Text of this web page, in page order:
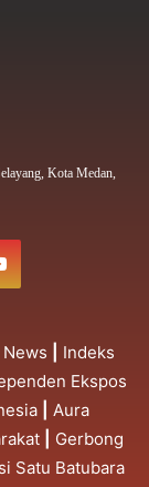
Kota Medan,
Indeks
Ekspos
Aura
Gerbong
Satu Batubara